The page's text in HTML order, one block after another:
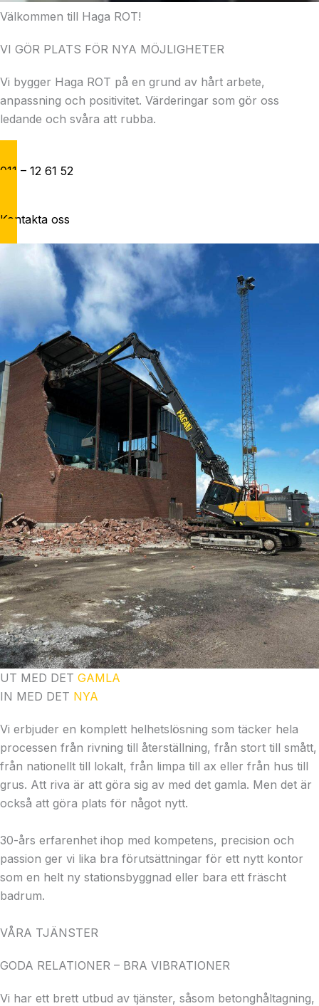
Välkommen till Haga ROT!
VI GÖR PLATS FÖR NYA MÖJLIGHETER
Vi bygger Haga ROT på en grund av hårt arbete,
anpassning och positivitet. Värderingar som gör oss
ledande och svåra att rubba.
011 – 12 61 52
Kontakta oss
UT MED DET GAMLA
IN MED DET NYA
Vi erbjuder en komplett helhetslösning som täcker hela
processen från rivning till återställning, från stort till smått,
från nationellt till lokalt, från limpa till ax eller från hus till
grus. Att riva är att göra sig av med det gamla. Men det är
också att göra plats för något nytt.
30-års erfarenhet ihop med kompetens, precision och
passion ger vi lika bra förutsättningar för ett nytt kontor
som en helt ny stationsbyggnad eller bara ett fräscht
badrum.
VÅRA TJÄNSTER
GODA RELATIONER – BRA VIBRATIONER
Vi har ett brett utbud av tjänster, såsom betonghåltagning,